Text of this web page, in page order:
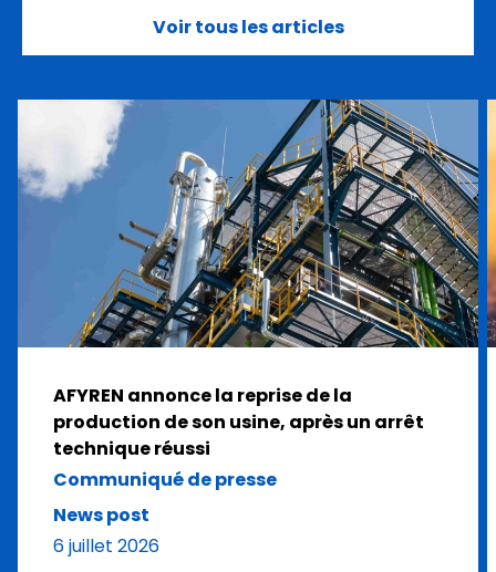
Voir tous les articles
AFYREN annonce la reprise de la
production de son usine, après un arrêt
technique réussi
Communiqué de presse
News post
6 juillet 2026